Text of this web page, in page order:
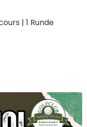
| 1 Runde